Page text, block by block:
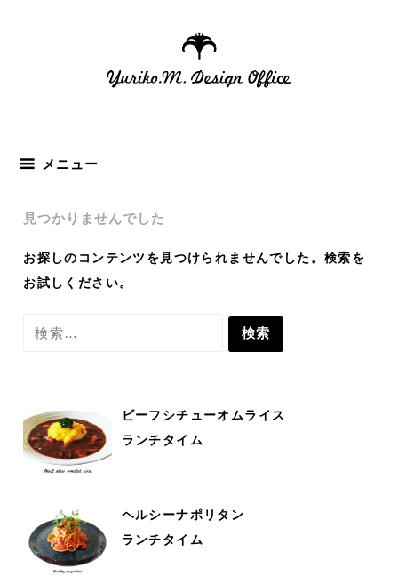
ス
メニュー
見つかりませんでした
お探しのコンテンツを見つけられませんでした。検索を
お試しください。
検
ビーフシチューオムライス
ランチタイム
ヘルシーナポリタン
ランチタイム